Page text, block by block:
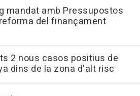
mandat amb Pressupostos
del finançament
2 nous casos positius de
dins de la zona d'alt risc